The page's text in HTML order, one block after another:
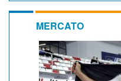
MERCATO